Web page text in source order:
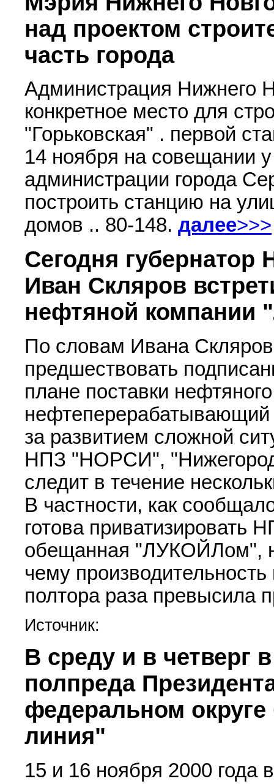
над проектом
часть города
Администрация Нижнего
конкретное место для
"Горьковская" . первой
14 ноября на совещании
администрации города
построить станцию на
домов .. 80-148. далее>>>
Сегодня губернатор
Иван Скляров
нефтяной
По словам Ивана
предшествовать
плане поставки
за развитием сложной
НПЗ "НОРСИ",
следит в течение
В частности, как
готова
обещанная "ЛУКОЙЛом",
чему
полтора раза превысила
Источник:
В среду и в четверг
полпреда
федеральном округе
линия"
15 и 16 ноября 2000